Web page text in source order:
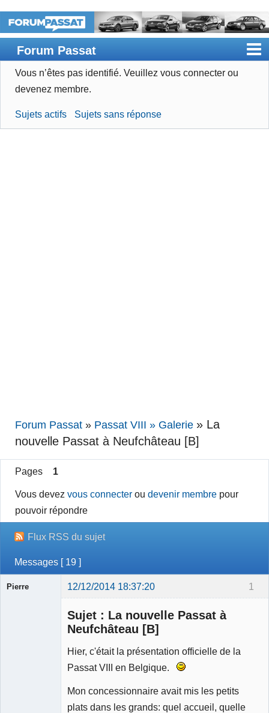
Forum Passat
Accueil
Devenir membre
Vous n’êtes pas identifié. Veuillez vous connecter ou
devenez membre.
Sujets actifs Sujets sans réponse
Forum Passat » Passat VIII » Galerie » La
nouvelle Passat à Neufchâteau [B]
Pages 1
Vous devezvous connecter oudevenir membre pour
pouvoir répondre
Flux RSS du sujet
Messages [ 19 ]
1
Pierre 12/12/2014 18:37:20
Sujet : La nouvelle Passat à
Neufchâteau [B]
Hier, c'était la présentation officielle de la
Passat VIII en Belgique.
Mon concessionnaire avait mis les petits
plats dans les grands: quel accueil, quelle